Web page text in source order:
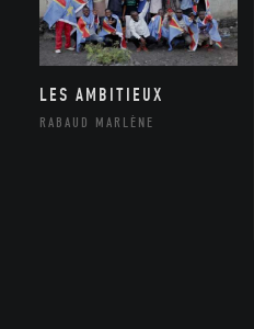
LES AMBITIEUX
RABAUD MARLÈNE